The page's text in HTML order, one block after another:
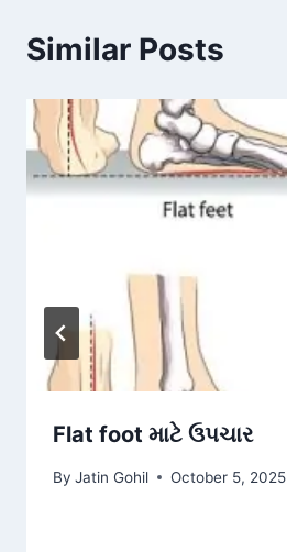
Similar Posts
Flat foot માટે ઉપચાર
By Jatin Gohil October 5, 2025